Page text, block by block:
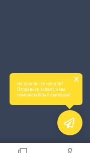
Не нашли что искали?
Отправьте заявку и мы
поможем Вам с выбором!
×